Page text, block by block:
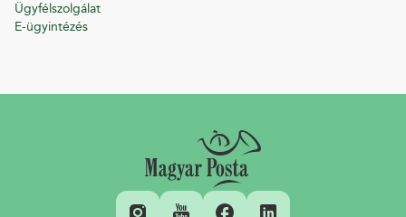
Ügyfélszolgálat
E-ügyintézés